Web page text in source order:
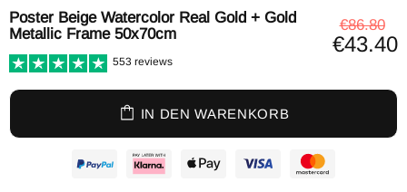
Poster Beige Watercolor Real Gold + Gold
Metallic Frame 50x70cm
€86.80
€43.40
553 reviews
IN DEN WARENKORB